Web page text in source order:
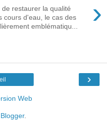
›
de restaurer la qualité
cours d'eau, le cas des
emblématiqu...
›
Web
Blogger.